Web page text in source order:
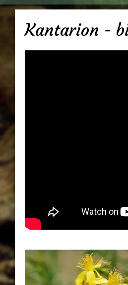
Kantarion -